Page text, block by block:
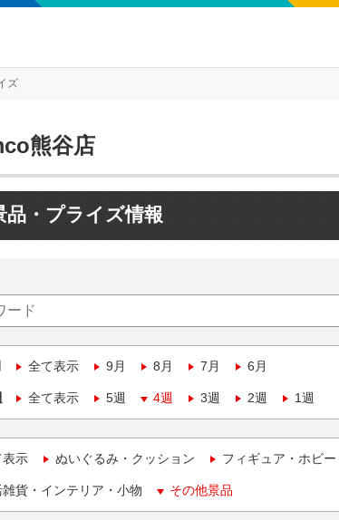
ズ
熊谷店
品・プライズ情報
全て表示 9月 8月 7月 6月
全て表示 5週 4週 3週 2週 1週
表示 ぬいぐるみ・クッション フィギュア・ホビー
貨・インテリア・小物 その他景品